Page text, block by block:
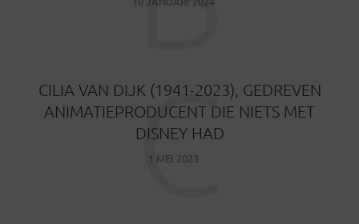
CILIA VAN DIJK (1941-2023), GEDREVEN
ANIMATIEPRODUCENT DIE NIETS MET
DISNEY HAD
1 MEI 2023
C